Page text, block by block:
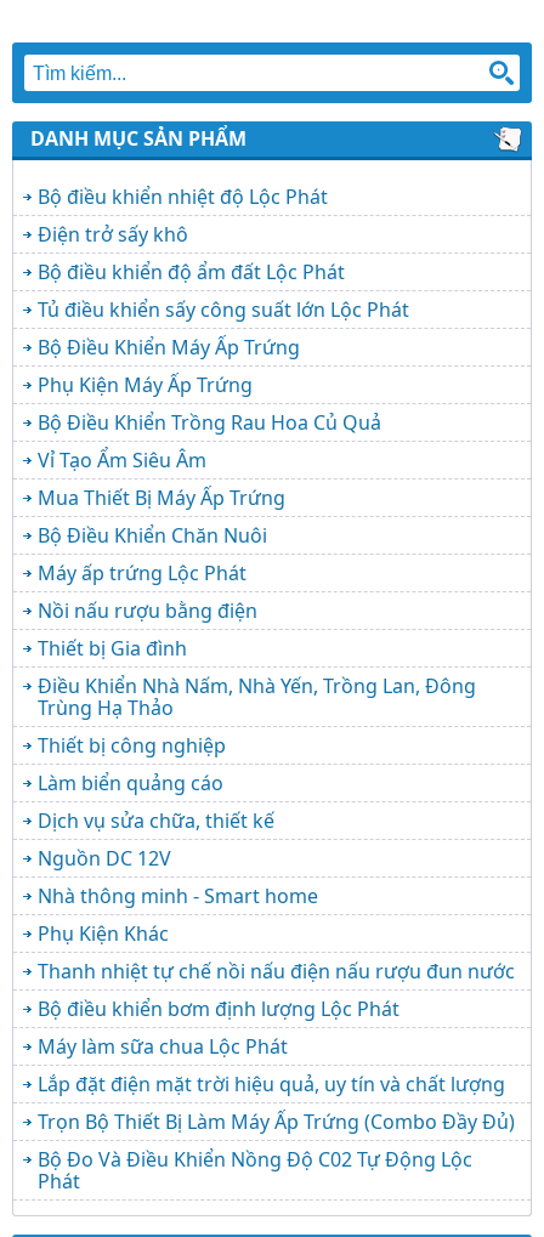
DANH MỤC SẢN PHẨM
Bộ điều khiển nhiệt độ Lộc Phát
Điện trở sấy khô
Bộ điều khiển độ ẩm đất Lộc Phát
Tủ điều khiển sấy công suất lớn Lộc Phát
Bộ Điều Khiển Máy Ấp Trứng
Phụ Kiện Máy Ấp Trứng
Bộ Điều Khiển Trồng Rau Hoa Củ Quả
Vỉ Tạo Ẩm Siêu Âm
Mua Thiết Bị Máy Ấp Trứng
Bộ Điều Khiển Chăn Nuôi
Máy ấp trứng Lộc Phát
Nồi nấu rượu bằng điện
Thiết bị Gia đình
Điều Khiển Nhà Nấm, Nhà Yến, Trồng Lan, Đông
Trùng Hạ Thảo
Thiết bị công nghiệp
Làm biển quảng cáo
Dịch vụ sửa chữa, thiết kế
Nguồn DC 12V
Nhà thông minh - Smart home
Phụ Kiện Khác
Thanh nhiệt tự chế nồi nấu điện nấu rượu đun nước
Bộ điều khiển bơm định lượng Lộc Phát
Máy làm sữa chua Lộc Phát
Lắp đặt điện mặt trời hiệu quả, uy tín và chất lượng
Trọn Bộ Thiết Bị Làm Máy Ấp Trứng (Combo Đầy Đủ)
Bộ Đo Và Điều Khiển Nồng Độ C02 Tự Động Lộc
Phát